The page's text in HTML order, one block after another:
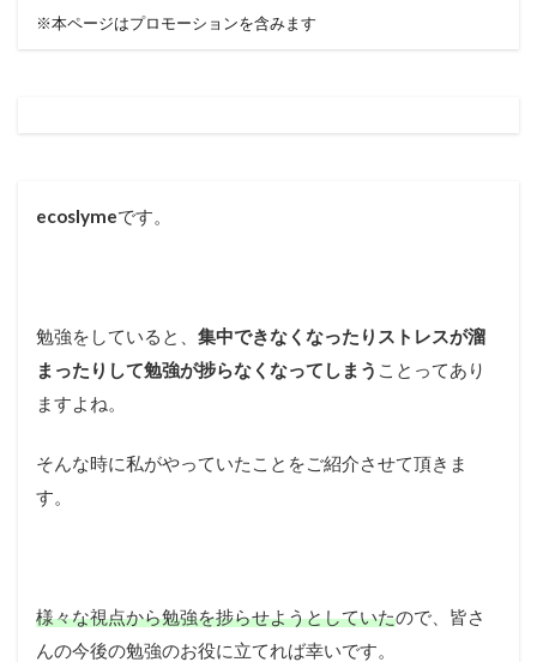
※本ページはプロモーションを含みます
ecoslymeです。
勉強をしていると、 集中できなくなったりストレスが溜
まったりして勉強が捗らなくなってしまう ことってあり
ますよね。
そんな時に私がやっていたことをご紹介させて頂きま
す。
様々な視点から勉強を捗らせようとしていたので、皆さ
んの今後の勉強のお役に立てれば幸いです。